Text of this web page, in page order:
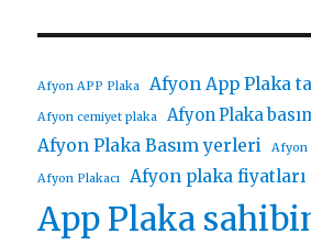
Afyon APP Plaka Afyon App Plaka
Afyon cemiyet plaka
Afyon Plaka
Afyon Plaka Basım yerleri
Afyon
Afyon Plakacı Afyon plaka fiyatları
App Plaka